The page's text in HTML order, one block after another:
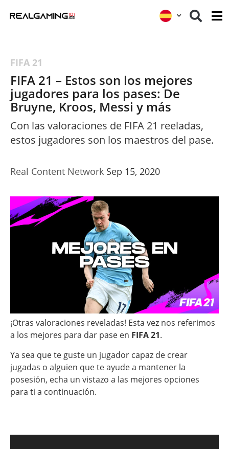
FIFA 21
FIFA 21 – Estos son los mejores
jugadores para los pases: De
Bruyne, Kroos, Messi y más
Con las valoraciones de FIFA 21 reeladas,
estos jugadores son los maestros del pase.
Real Content Network Sep 15, 2020
¡Otras valoraciones reveladas! Esta vez nos referimos
a los mejores para dar pase en FIFA 21.
Ya sea que te guste un jugador capaz de crear
jugadas o alguien que te ayude a mantener la
posesión, echa un vistazo a las mejores opciones
para ti a continuación.